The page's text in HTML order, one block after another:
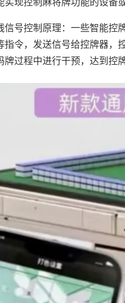
信号控制原理：一些智能控
指令，发送信号给控牌器，
过程中进行干预，达到控牌